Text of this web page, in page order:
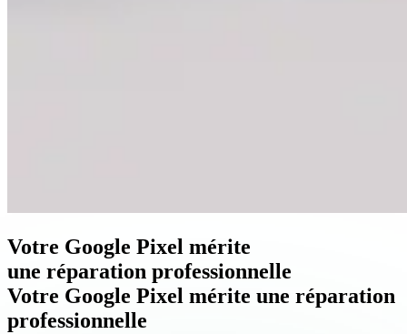
Votre Google Pixel mérite
une réparation professionnelle
Votre Google Pixel mérite une réparation
professionnelle